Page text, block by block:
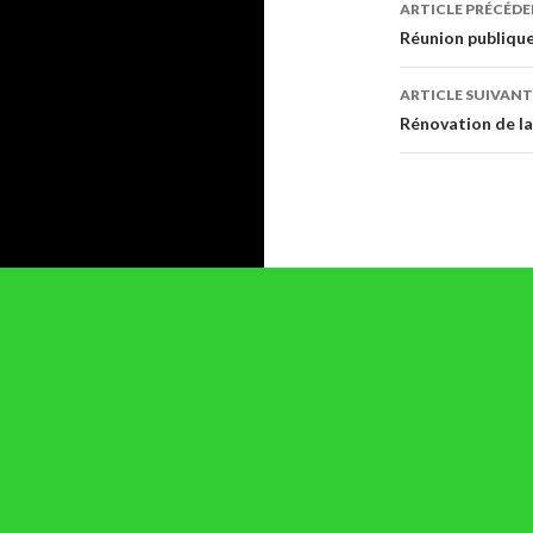
des
articles
ARTICLE
Réunion
ARTICLE SUIVANT
Rénovation de